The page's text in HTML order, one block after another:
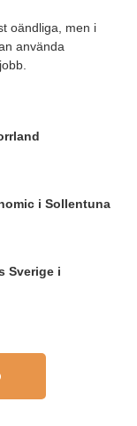
oändliga, men i
använda
i Sollentuna
Sverige i